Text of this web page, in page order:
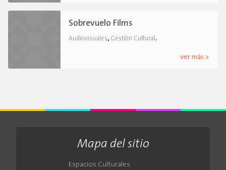
Sobrevuelo Films
Audiovisuales, Gestión Cultural .
ver más >
Mapa del sitio
Espacios Culturales